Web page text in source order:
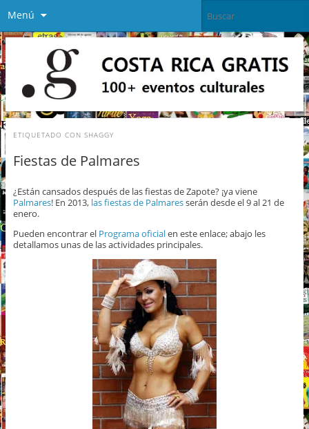
Menú
ETIQUETADO CON SHAGGY
Fiestas de Palmares
¿Están cansados después de las fiestas de Zapote? ¡ya viene
Palmares! En 2013, las fiestas de Palmaresserán desde el 9 al 21 de
enero.
Pueden encontrar el Programa oficialen este enlace; abajo les
detallamos unas de las actividades principales.